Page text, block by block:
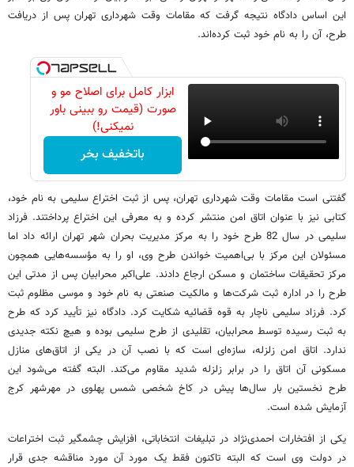
این اساس دادگاه نتیجه گرفت که مقامات وقت شهرداری تهران پس از دریافت
طرح، آن را به نام خود ثبت کرده‌اند.
ابزار کامل برای اصلاح مو و
صورت (قیمت رو ببینی باور
نمیکنی!)
باتخفیف بخر
گفتنی است مقامات وقت شهرداری تهران، پس از ثبت اختراع سلیمی به نام خود،
کتابی نیز با عنوان اتاق امن منتشر کرده و به معرفی این اختراع پرداختند. فرزاد
سلیمی در سال 82 طرح خود را به مرکز مدیریت بحران شهر تهران ارائه داد اما
مسئولان این مرکز با بی‌اهمیت خواندن طرح وی، او را به مؤسسه‌هایی همچون
مرکز تحقیقات ساختمان و مسکن ارجاع دادند. علی‌اکبر محرابیان پس از مدتی این
طرح را در اداره ثبت شرکت‌ها و مالکیت صنعتی به نام خود و موسی مظلوم ثبت
کرد. فرزاد سلیمی ناچار به قوه قضائیه شکایت کرد. دادگاه نیز تأیید کرد که طرح
به ثبت رسیده توسط محرابیان، تقلیدی از طرح سلیمی بوده و هیچ نکته جدیدی
ندارد. اتاق امن زلزله، سازه‌ای است که با نصب آن در یکی از اتاق‌های منازل
مسکونی آن اتاق را در برابر زلزله شدید مقاوم می‌کند. البته گفته می‌شود این
طرح نخستین بار سال‌ها پیش در کاخ شخصی شمس پهلوی در مهرشهر کرج
آزمایش شده است.
یکی از افتخارات احمدی‌نژاد در تبلیغات انتخاباتی، افزایش چشمگیر ثبت اختراعات
در دولت وی است که البته تاکنون فقط یک مورد آن مورد مناقشه جدی قرار